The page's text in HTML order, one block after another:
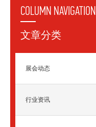
COLUMN NAVIGATION
文章分类
展会动态
行业资讯